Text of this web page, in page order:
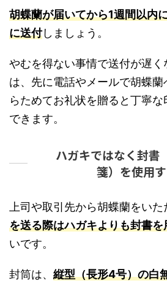
胡蝶蘭が届いてから1週間以内
に送付しましょう。
やむを得ない事情で送付が遅
は、先に電話やメールで胡蝶
らためてお礼状を贈ると丁寧
できます。
ハガキではなく封書
箋）を使用
上司や取引先から胡蝶蘭をいた
を送る際はハガキよりも封書を
いです。
封筒は、 縦型（長形4号）の白